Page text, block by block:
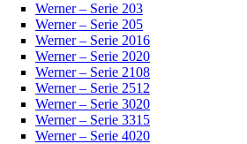
Werner – Serie 203
Werner – Serie 205
Werner – Serie 2016
Werner – Serie 2020
Werner – Serie 2108
Werner – Serie 2512
Werner – Serie 3020
Werner – Serie 3315
Werner – Serie 4020